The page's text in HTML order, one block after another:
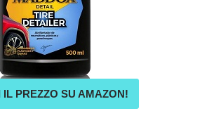
IL PREZZO SU AMAZON!